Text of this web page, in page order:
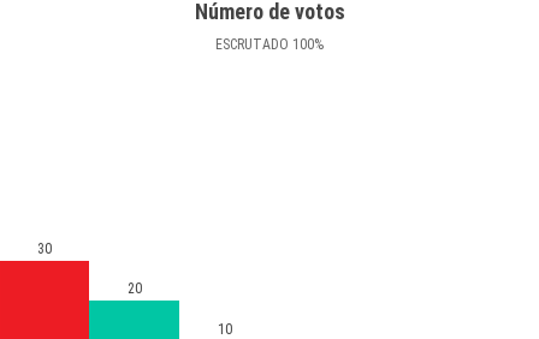
Número de votos
ESCRUTADO 100%
30
20
10